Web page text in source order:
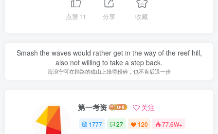
点赞11 分享 收藏
Smash the waves would rather get in the way of the reef hill,
also not willing to take a step back.
海浪宁可在挡路的礁山上撞得粉碎，也不肯后退一步
第一考资 关注
1777 27 120 77.6W+